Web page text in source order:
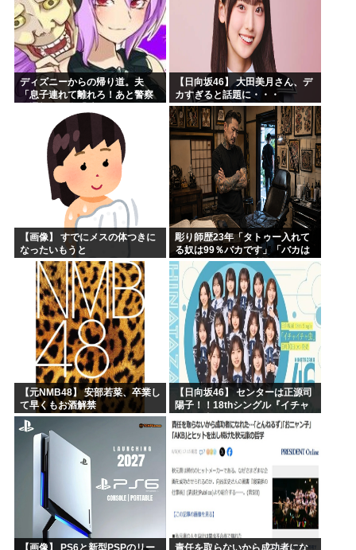
ディズニーからの帰り道。夫
「息子連れて離れろ！あと警察
「どうしました！？」→トンデ
モナイことに…
【日向坂46】 大田美月さん、デ
カすぎると話題に・・・
【画像】 すでにメスの体つきに
なったいもうと
彫り師歴23年「タトゥー入れて
る奴は99％バカです」「バカは
5000円が好き」無断キャンセ
ル、挨拶できない、金がない…
客層をぶっちゃけ
【元NMB48】 安部若菜、卒業し
て早くもお酒解禁
【日向坂46】 センターは正源司
陽子！！18thシングル『イチャ
が発表される！
【画像】 PS6と新型PSPのリー 責任を取らないから成功者にな